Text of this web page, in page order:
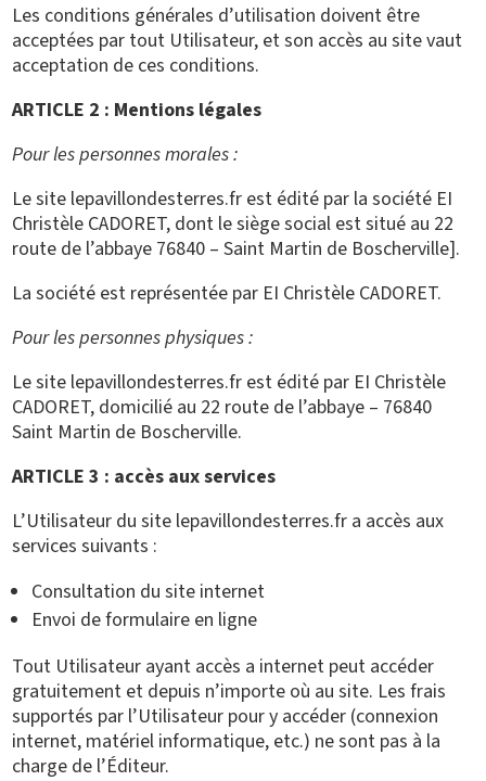
Les conditions générales d’utilisation doivent être
acceptées par tout Utilisateur, et son accès au site vaut
acceptation de ces conditions.
ARTICLE 2 : Mentions légales
Pour les personnes morales :
Le site lepavillondesterres.fr est édité par la société EI
Christèle CADORET, dont le siège social est situé au 22
route de l’abbaye 76840 – Saint Martin de Boscherville].
La société est représentée par EI Christèle CADORET.
Pour les personnes physiques :
Le site lepavillondesterres.fr est édité par EI Christèle
CADORET, domicilié au 22 route de l’abbaye – 76840
Saint Martin de Boscherville.
ARTICLE 3 : accès aux services
L’Utilisateur du site lepavillondesterres.fr a accès aux
services suivants :
Consultation du site internet
Envoi de formulaire en ligne
Tout Utilisateur ayant accès a internet peut accéder
gratuitement et depuis n’importe où au site. Les frais
supportés par l’Utilisateur pour y accéder (connexion
internet, matériel informatique, etc.) ne sont pas à la
charge de l’Éditeur.